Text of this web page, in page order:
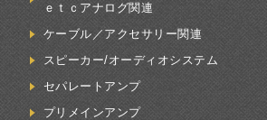
ｅｔｃアナログ関連
ケーブル／アクセサリー関連
スピーカー/オーディオシステム
セパレートアンプ
プリメインアンプ